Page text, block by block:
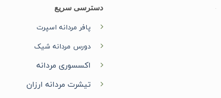
دسترسی سریع
پافر مردانه اسپرت
دورس مردانه شیک
اکسسوری مردانه
تیشرت مردانه ارزان